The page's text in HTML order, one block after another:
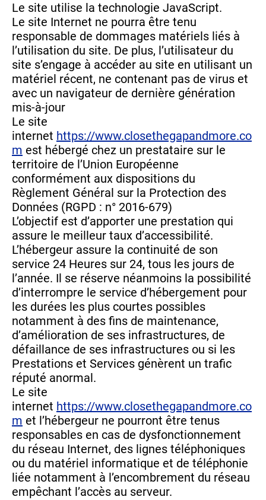
Le site utilise la technologie JavaScript.
Le site Internet ne pourra être tenu
responsable de dommages matériels liés à
l’utilisation du site. De plus, l’utilisateur du
site s’engage à accéder au site en utilisant un
matériel récent, ne contenant pas de virus et
avec un navigateur de dernière génération
mis-à-jour
Le site
internet https://www.closethegapandmore.co
m est hébergé chez un prestataire sur le
territoire de l’Union Européenne
conformément aux dispositions du
Règlement Général sur la Protection des
Données (RGPD : n° 2016-679)
L’objectif est d’apporter une prestation qui
assure le meilleur taux d’accessibilité.
L’hébergeur assure la continuité de son
service 24 Heures sur 24, tous les jours de
l’année. Il se réserve néanmoins la possibilité
d’interrompre le service d’hébergement pour
les durées les plus courtes possibles
notamment à des fins de maintenance,
d’amélioration de ses infrastructures, de
défaillance de ses infrastructures ou si les
Prestations et Services génèrent un trafic
réputé anormal.
Le site
internet https://www.closethegapandmore.co
m et l’hébergeur ne pourront être tenus
responsables en cas de dysfonctionnement
du réseau Internet, des lignes téléphoniques
ou du matériel informatique et de téléphonie
liée notamment à l’encombrement du réseau
empêchant l’accès au serveur.